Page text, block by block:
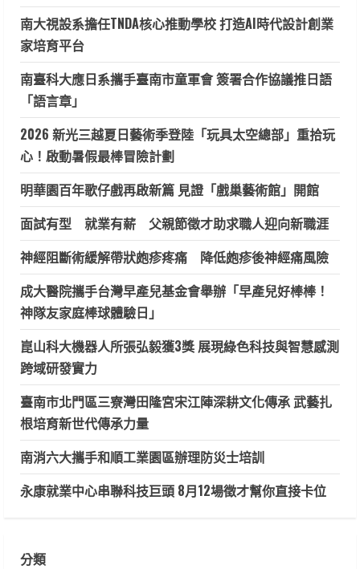
南大視設系擔任TNDA核心推動學校 打造AI時代設計創業
家培育平台
南臺科大應日系攜手臺南市童軍會 簽署合作協議推日語
「語言章」
2026 新光三越夏日藝術季登陸「玩具太空總部」重拾玩
心！啟動暑假最棒冒險計劃
明華園百年歌仔戲再啟新篇 見證「戲巢藝術館」開館
面試有型 就業有薪 父親節徵才助求職人迎向新職涯
神經阻斷術緩解帶狀皰疹疼痛 降低皰疹後神經痛風險
成大醫院攜手台灣早產兒基金會舉辦「早產兒好棒棒！
神隊友家庭棒球體驗日」
崑山科大機器人所張弘毅獲3獎 展現綠色科技與智慧感測
跨域研發實力
臺南市北門區三寮灣田隆宮宋江陣深耕文化傳承 武藝扎
根培育新世代傳承力量
南消六大攜手和順工業園區辦理防災士培訓
永康就業中心串聯科技巨頭 8月12場徵才幫你直接卡位
分類